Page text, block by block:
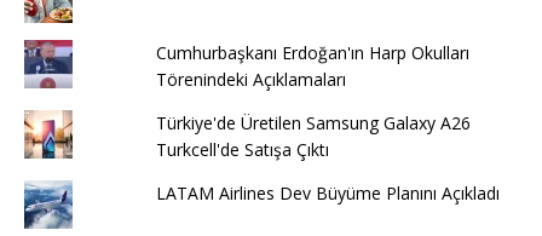
Cumhurbaşkanı Erdoğan'ın Harp Okulları
Törenindeki Açıklamaları
Türkiye'de Üretilen Samsung Galaxy A26
Turkcell'de Satışa Çıktı
LATAM Airlines Dev Büyüme Planını Açıkladı